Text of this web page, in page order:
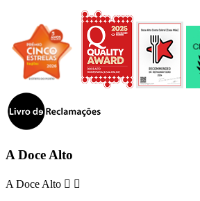
A Doce Alto
A Doce Alto  